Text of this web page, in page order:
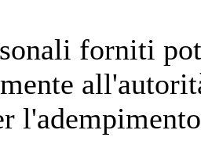
forniti